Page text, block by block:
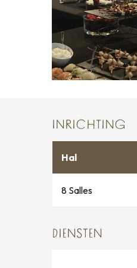
INRICHTING
Hal
8 Salles
DIENSTEN